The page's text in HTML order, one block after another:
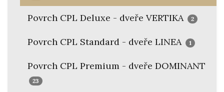
Povrch CPL Deluxe - dveře VERTIKA 2
Povrch CPL Standard - dveře LINEA 1
Povrch CPL Premium - dveře DOMINANT
23